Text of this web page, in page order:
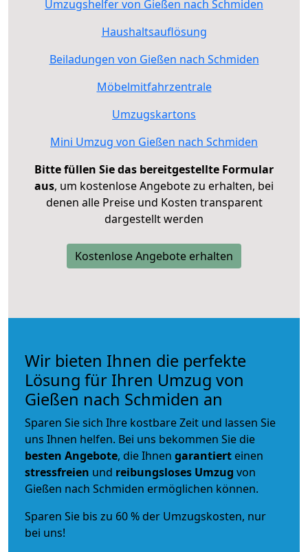
Umzugshelfer von Gießen nach Schmiden
Haushaltsauflösung
Beiladungen von Gießen nach Schmiden
Möbelmitfahrzentrale
Umzugskartons
Mini Umzug von Gießen nach Schmiden
Bitte füllen Sie das bereitgestellte Formular
aus, um kostenlose Angebote zu erhalten, bei
denen alle Preise und Kosten transparent
dargestellt werden
Kostenlose Angebote erhalten
Wir bieten Ihnen die perfekte
Lösung für Ihren Umzug von
Gießen nach Schmiden an
Sparen Sie sich Ihre kostbare Zeit und lassen Sie
uns Ihnen helfen. Bei uns bekommen Sie die
besten Angebote, die Ihnen garantiert einen
stressfreien und reibungsloses Umzug von
Gießen nach Schmiden ermöglichen können.
Sparen Sie bis zu 60 % der Umzugskosten, nur
bei uns!